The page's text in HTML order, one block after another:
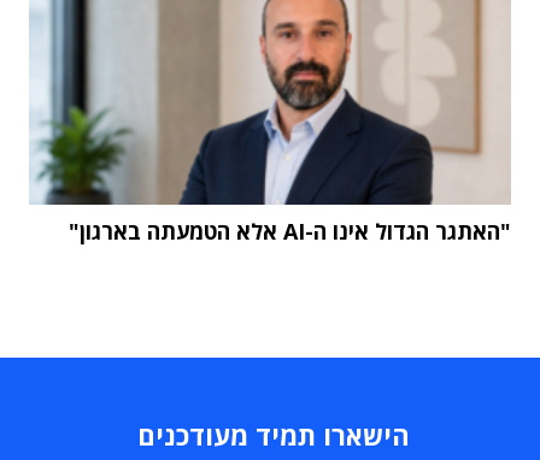
"האתגר הגדול אינו ה-AI אלא הטמעתה בארגון"
הישארו תמיד מעודכנים